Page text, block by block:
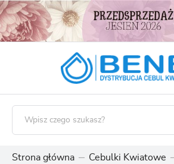
Strona główna Cebulki Kwiatowe
USTAWIENIA REGIONALNE
Język
Waluta